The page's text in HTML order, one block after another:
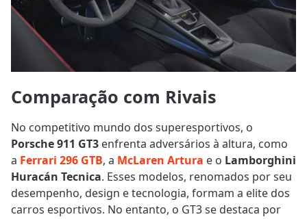
Comparação com Rivais
No competitivo mundo dos superesportivos, o
Porsche 911 GT3 enfrenta adversários à altura, como
a Ferrari 296 GTB, a McLaren Artura e o Lamborghini
Huracán Tecnica. Esses modelos, renomados por seu
desempenho, design e tecnologia, formam a elite dos
carros esportivos. No entanto, o GT3 se destaca por